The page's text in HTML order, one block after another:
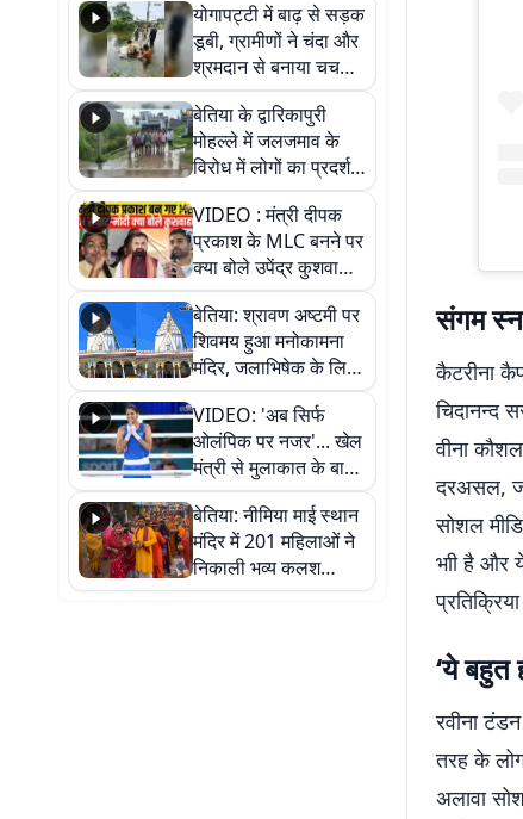
योगापट्टी में बाढ़ से सड़क
डूबी, ग्रामीणों ने चंदा और
श्रमदान से बनाया चचरी
पुल
बेतिया के द्वारिकापुरी
मोहल्ले में जलजमाव के
विरोध में लोगों का प्रदर्शन,
स्थायी समाधान की मांग
VIDEO : मंत्री दीपक
प्रकाश के MLC बनने पर
क्या बोले उपेंद्र कुशवाहा,
सुनिए
बेतिया: श्रावण अष्टमी पर
शिवमय हुआ मनोकामना
मंदिर, जलाभिषेक के लिए
लगी लंबी कतारें
VIDEO: 'अब सिर्फ
ओलंपिक पर नजर'... खेल
मंत्री से मुलाकात के बाद
जैसमीन लंबोरिया का बड़ा
बयान
बेतिया: नीमिया माई स्थान
मंदिर में 201 महिलाओं ने
निकाली भव्य कलश
शोभायात्रा, शिवलिंग
संगम
कैटरीना
चिदानन्द
वीना
दरअसल,
सोशल
भाी है और
‘ये बहुत
रवीना
तरह के
अलावा